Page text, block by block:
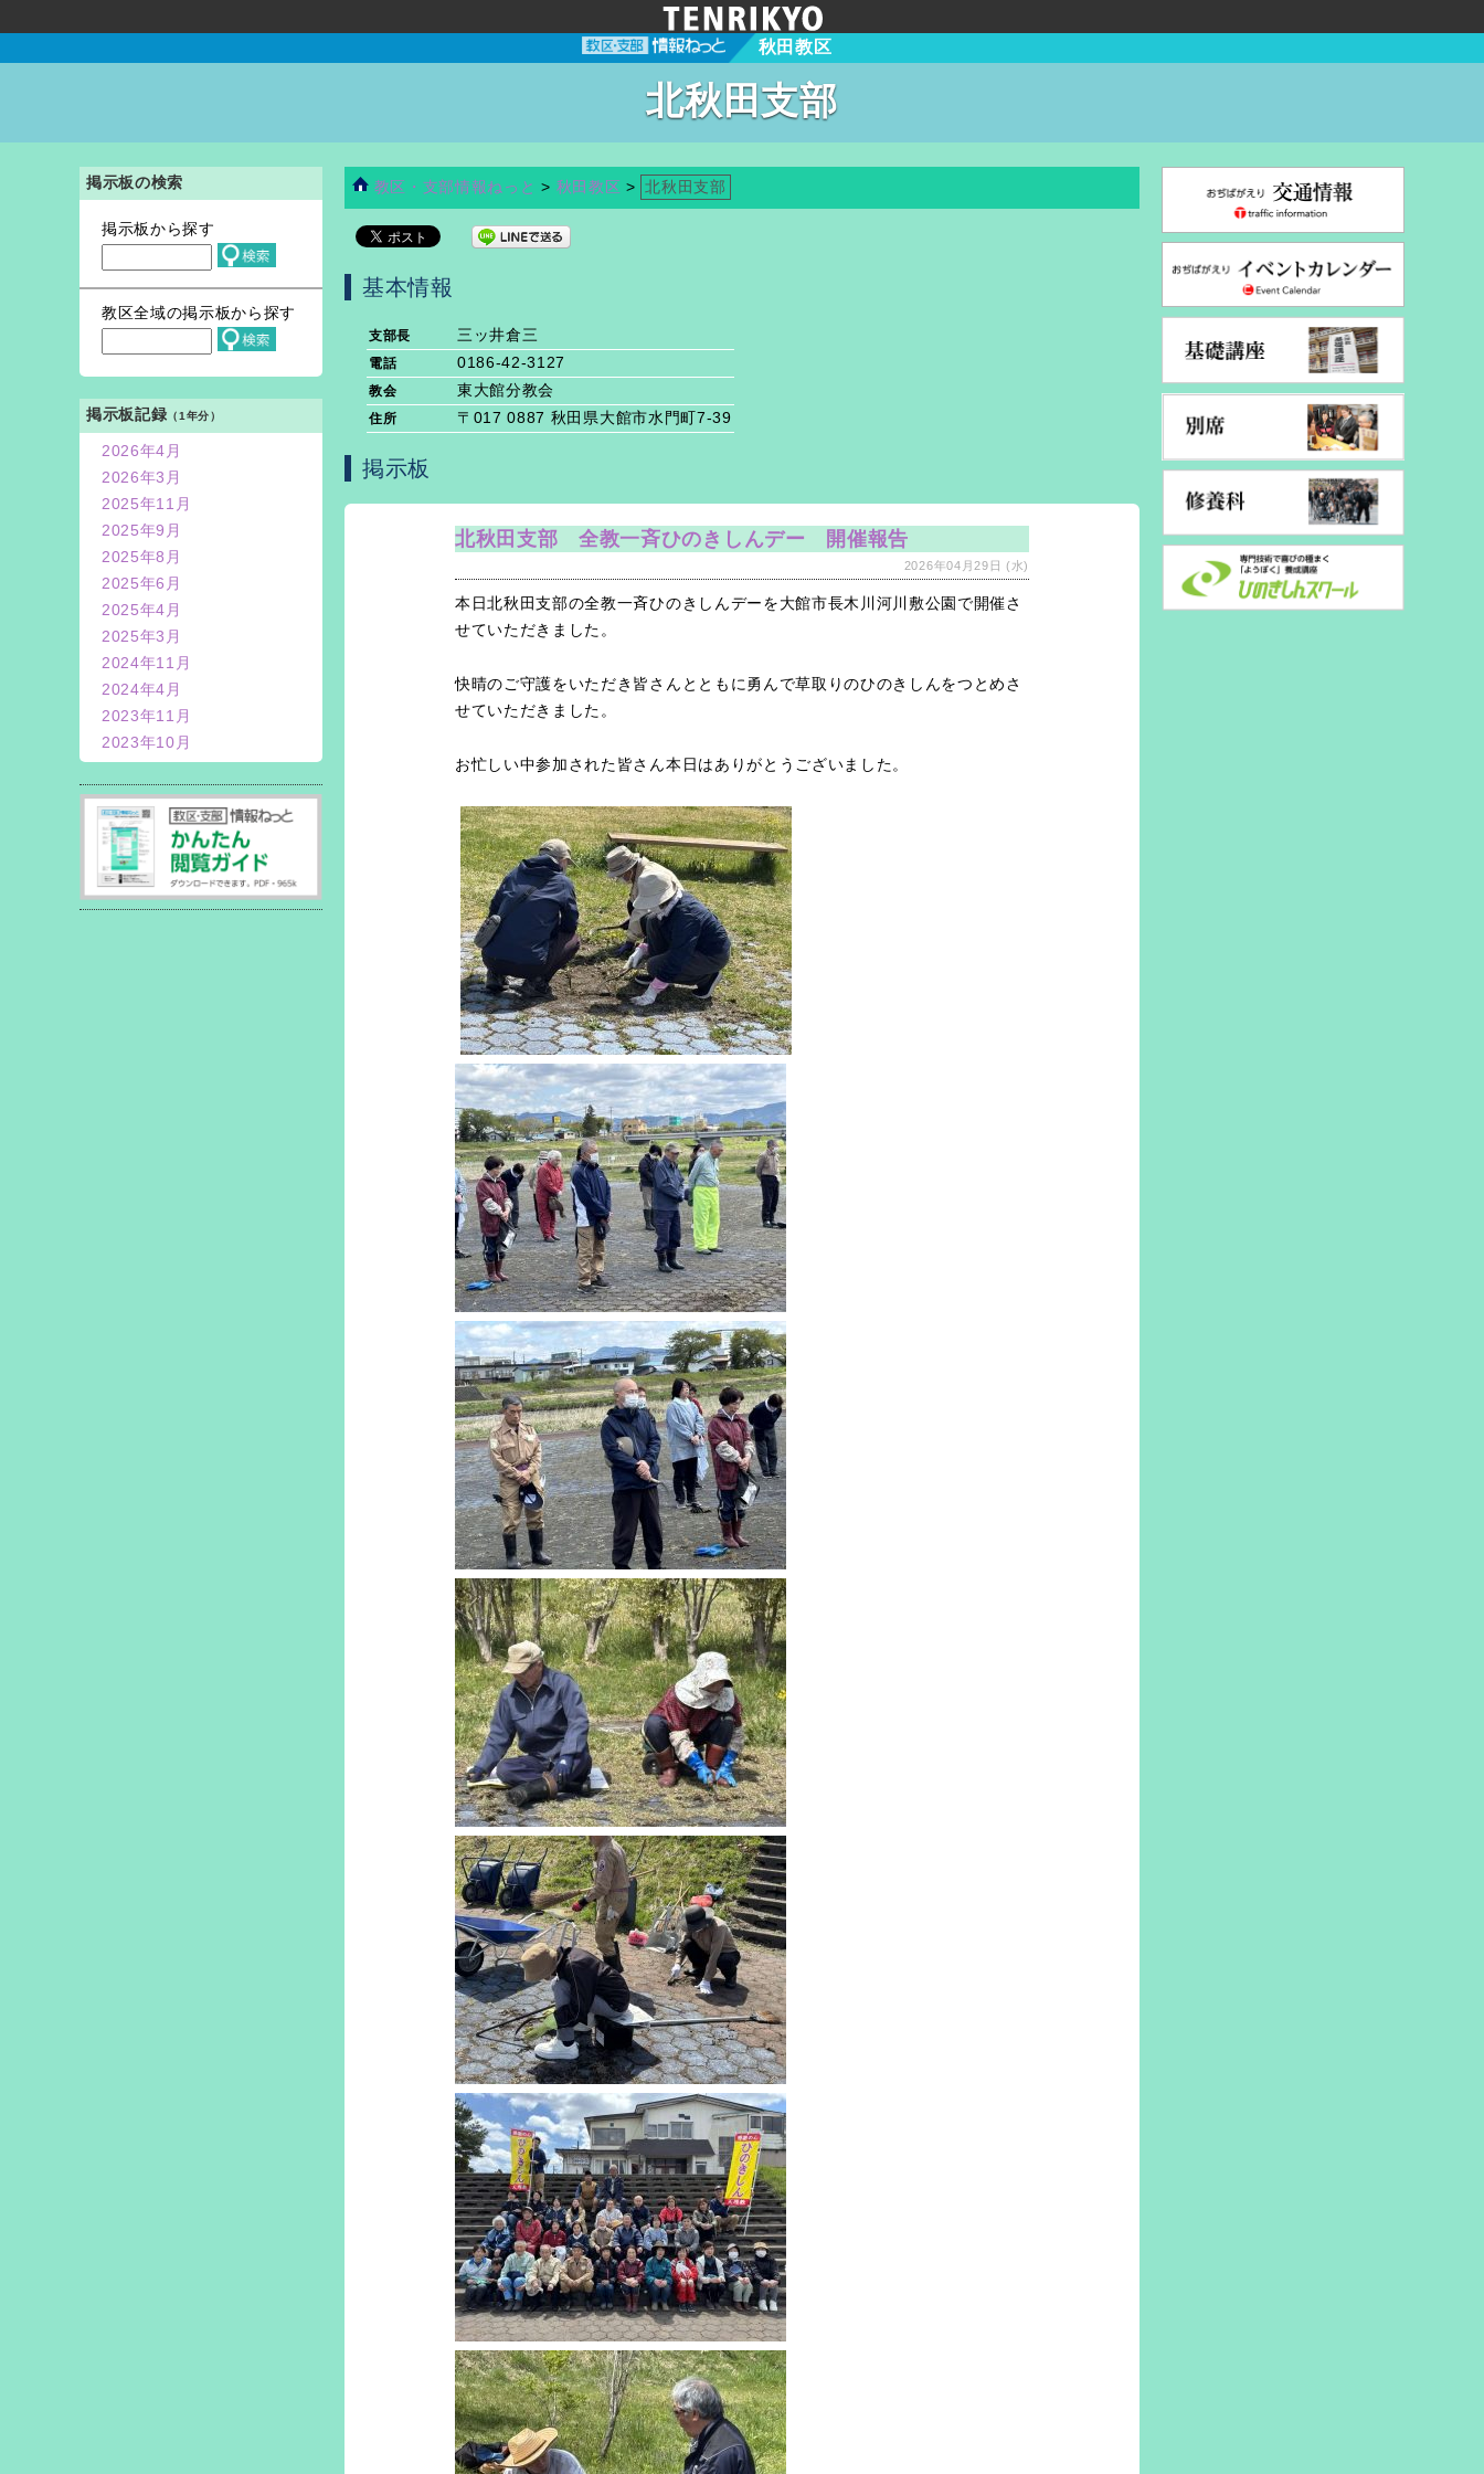
秋田教区
北秋田支部
教区・支部情報ねっと > 秋田教区 > 北秋田支部
基本情報
支部長 三ッ井倉三
電話 0186-42-3127
教会 東大館分教会
住所 〒017 0887 秋田県大館市水門町7-39
掲示板
北秋田支部 全教一斉ひのきしんデー 開催報告
2026年04月29日 (水)
本日北秋田支部の全教一斉ひのきしんデーを大館市長木川河川敷公園で開催さ
せていただきました。
快晴のご守護をいただき皆さんとともに勇んで草取りのひのきしんをつとめさ
せていただきました。
お忙しい中参加された皆さん本日はありがとうございました。
掲示板の検索
掲示板から探す
教区全域の掲示板から探す
掲示板記録 （1年分）
2026年4月
2026年3月
2025年11月
2025年9月
2025年8月
2025年6月
2025年4月
2025年3月
2024年11月
2024年4月
2023年11月
2023年10月